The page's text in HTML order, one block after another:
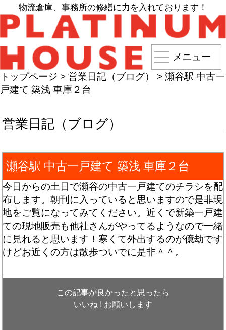
物流倉庫、事務所の修繕に力を入れております！
メニュー
トップページ > 営業日記（ブログ） > 瀬谷駅 中古一
戸建て 築浅 車庫２台
営業日記（ブログ）
瀬谷駅 中古一戸建て 築浅 車庫２台
今日からの土日で瀬谷の中古一戸建てのチラシを配
布します。朝刊に入っていると思いますので是非現
地をご覧になってみてください。近くで新築一戸建
ての現地販売も他社さんがやってるようなので一緒
に見れると思います！寒くて外出するのが億劫です
けどお近くの方は散歩ついでに是非＾＾。
この記事が良かったと思ったら
いいね ! お願いします